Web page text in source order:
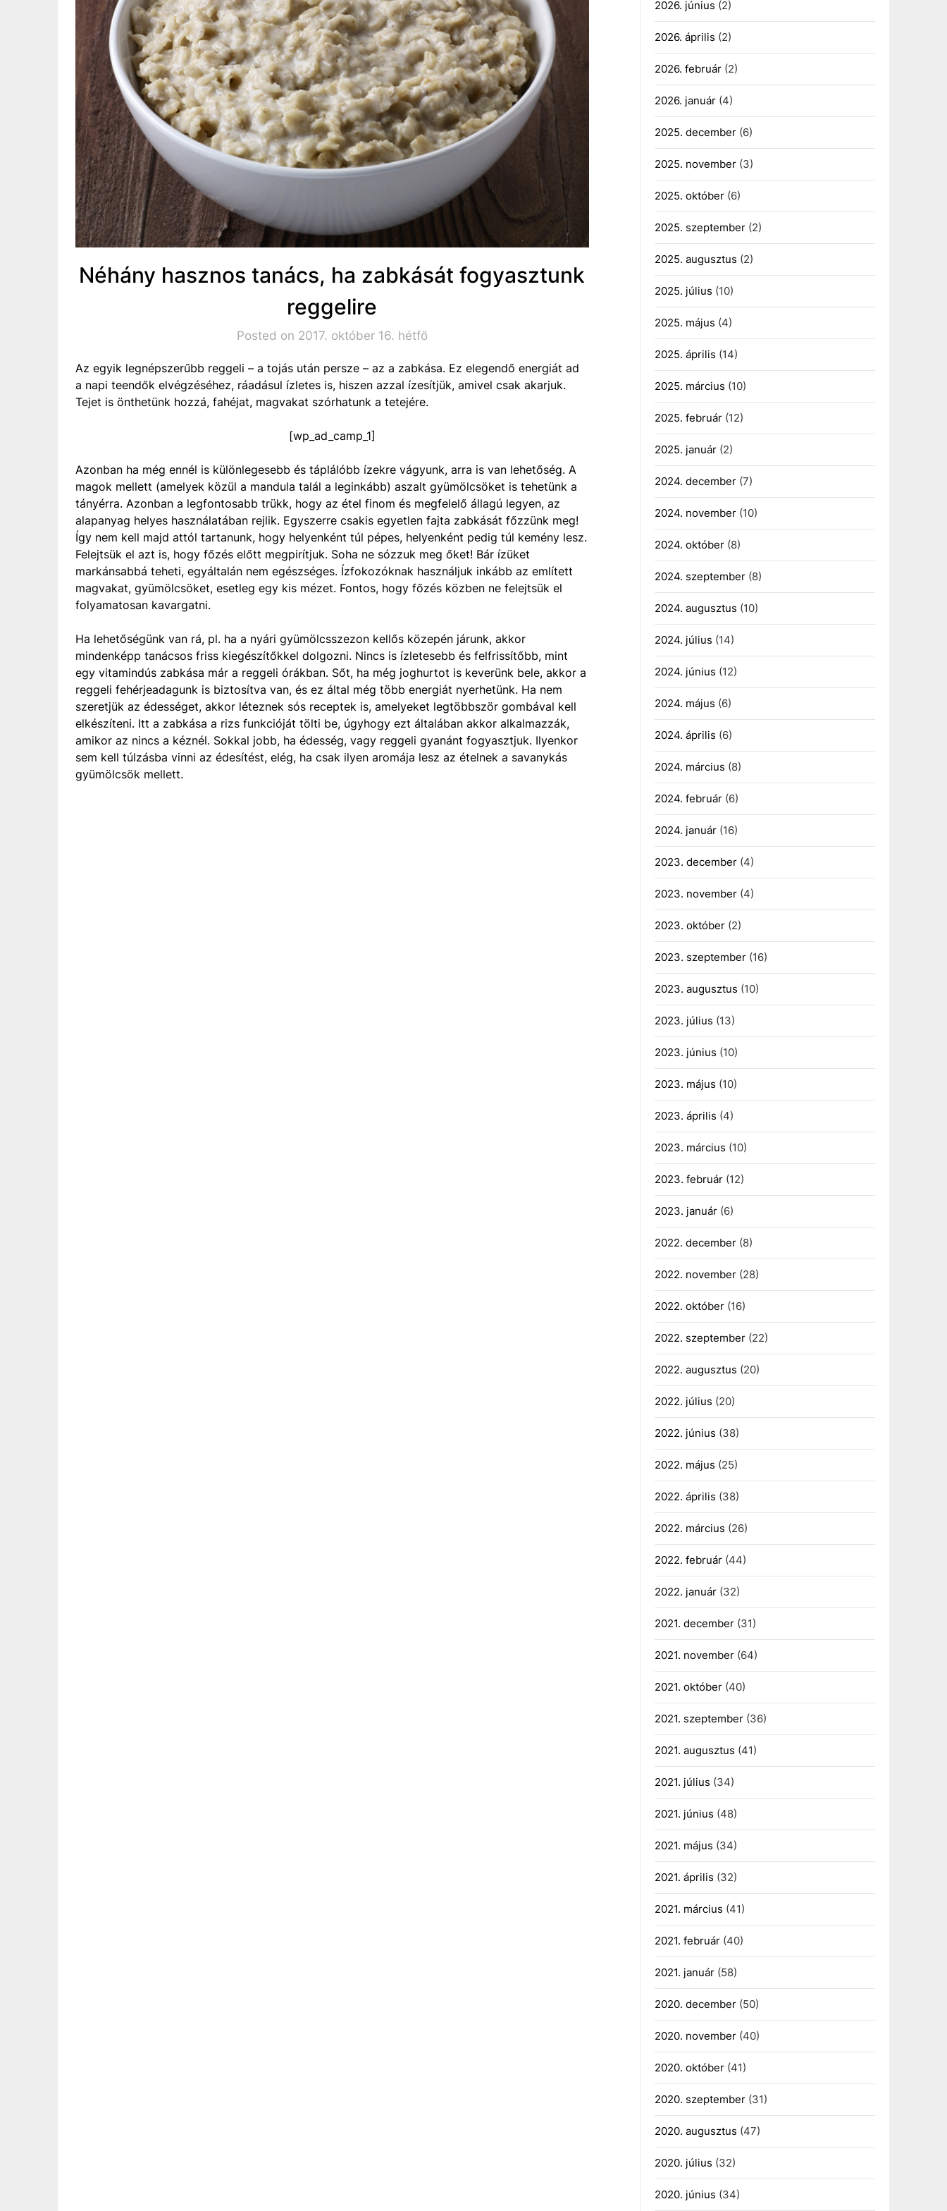
Néhány hasznos tanács, ha zabkását fogyasztunk
reggelire
Posted on 2017. október 16. hétfő
Az egyik legnépszerűbb reggeli – a tojás után persze – az a zabkása. Ez elegendő energiát ad
a napi teendők elvégzéséhez, ráadásul ízletes is, hiszen azzal ízesítjük, amivel csak akarjuk.
Tejet is önthetünk hozzá, fahéjat, magvakat szórhatunk a tetejére.
[wp_ad_camp_1]
Azonban ha még ennél is különlegesebb és táplálóbb ízekre vágyunk, arra is van lehetőség. A
magok mellett (amelyek közül a mandula talál a leginkább) aszalt gyümölcsöket is tehetünk a
tányérra. Azonban a legfontosabb trükk, hogy az étel finom és megfelelő állagú legyen, az
alapanyag helyes használatában rejlik. Egyszerre csakis egyetlen fajta zabkását főzzünk meg!
Így nem kell majd attól tartanunk, hogy helyenként túl pépes, helyenként pedig túl kemény lesz.
Felejtsük el azt is, hogy főzés előtt megpirítjuk. Soha ne sózzuk meg őket! Bár ízüket
markánsabbá teheti, egyáltalán nem egészséges. Ízfokozóknak használjuk inkább az említett
magvakat, gyümölcsöket, esetleg egy kis mézet. Fontos, hogy főzés közben ne felejtsük el
folyamatosan kavargatni.
Ha lehetőségünk van rá, pl. ha a nyári gyümölcsszezon kellős közepén járunk, akkor
mindenképp tanácsos friss kiegészítőkkel dolgozni. Nincs is ízletesebb és felfrissítőbb, mint
egy vitamindús zabkása már a reggeli órákban. Sőt, ha még joghurtot is keverünk bele, akkor a
reggeli fehérjeadagunk is biztosítva van, és ez által még több energiát nyerhetünk. Ha nem
szeretjük az édességet, akkor léteznek sós receptek is, amelyeket legtöbbször gombával kell
elkészíteni. Itt a zabkása a rizs funkcióját tölti be, úgyhogy ezt általában akkor alkalmazzák,
amikor az nincs a kéznél. Sokkal jobb, ha édesség, vagy reggeli gyanánt fogyasztjuk. Ilyenkor
sem kell túlzásba vinni az édesítést, elég, ha csak ilyen aromája lesz az ételnek a savanykás
gyümölcsök mellett.
2026. június (2)
2026. április (2)
2026. február(2)
2026. január(4)
2025. december(6)
2025. november(3)
2025. október(6)
2025. szeptember(2)
2025. augusztus (2)
2025. július (10)
2025. május (4)
2025. április (14)
2025. március (10)
2025. február(12)
2025. január(2)
2024. december(7)
2024. november(10)
2024. október(8)
2024. szeptember(8)
2024. augusztus (10)
2024. július (14)
2024. június (12)
2024. május (6)
2024. április (6)
2024. március (8)
2024. február(6)
2024. január(16)
2023. december(4)
2023. november(4)
2023. október(2)
2023. szeptember(16)
2023. augusztus (10)
2023. július (13)
2023. június (10)
2023. május (10)
2023. április (4)
2023. március (10)
2023. február(12)
2023. január(6)
2022. december(8)
2022. november(28)
2022. október(16)
2022. szeptember(22)
2022. augusztus (20)
2022. július (20)
2022. június (38)
2022. május (25)
2022. április (38)
2022. március (26)
2022. február(44)
2022. január(32)
2021. december(31)
2021. november(64)
2021. október(40)
2021. szeptember(36)
2021. augusztus (41)
2021. július (34)
2021. június (48)
2021. május (34)
2021. április (32)
2021. március (41)
2021. február(40)
2021. január(58)
2020. december(50)
2020. november(40)
2020. október(41)
2020. szeptember(31)
2020. augusztus (47)
2020. július (32)
2020. június (34)